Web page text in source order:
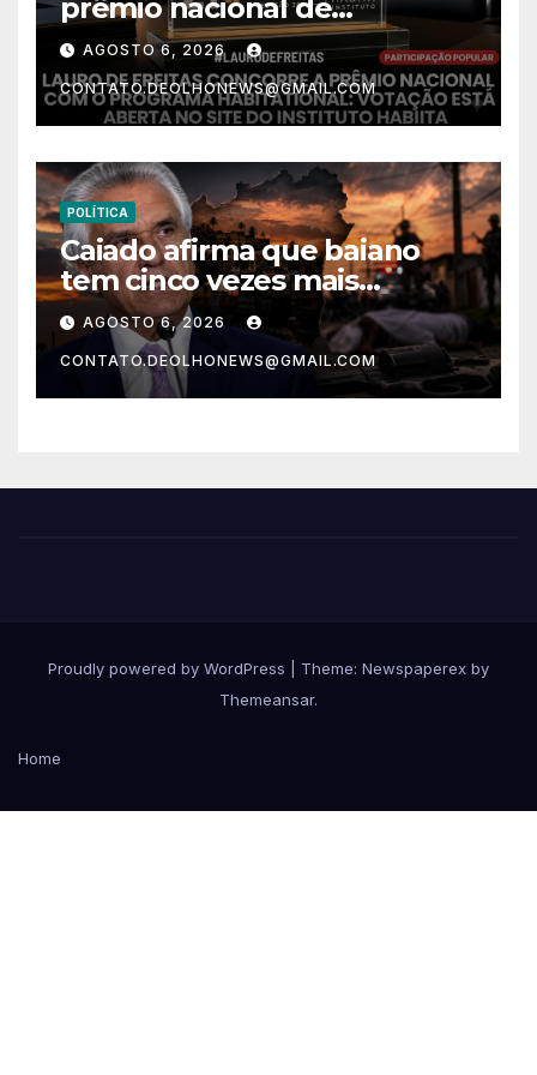
prêmio nacional de
habitação com o projeto “Tá
Rebocado”; votação está
aberta
AGOSTO 6, 2026
CONTATO.DEOLHONEWS@GMAIL.COM
POLÍTICA
Caiado afirma que baiano
tem cinco vezes mais
chances de ser assassinado
do que um morador da
Ucrânia
AGOSTO 6, 2026
CONTATO.DEOLHONEWS@GMAIL.COM
Proudly powered by WordPress
Theme: Newspaperex by
Themeansar.
Home